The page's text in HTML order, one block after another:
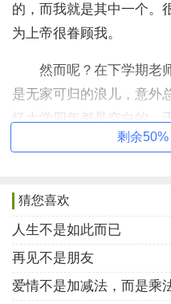
的，而我就是其中一个。
为上帝很眷顾我。
然而呢？在下学期老师
是无家可归的浪儿，意外
忆大学四年都是空白的，
失败了，这次我坦然接受
唯一的特长吧。可是与通
远远不足。我要注入更多
图书馆。我想看更多优秀
法。
剩余
猜您喜欢
人生不是如此而已
再见不是朋友
爱情不是加减法，而是乘